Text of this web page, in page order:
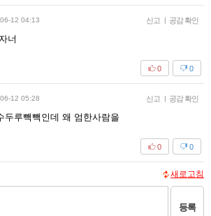
12 04:13 신고 | 공감 확인
너
0
0
12 05:28 신고 | 공감 확인
두루빽빽인데 왜 엄한사람을
0
0
새로고침
등록